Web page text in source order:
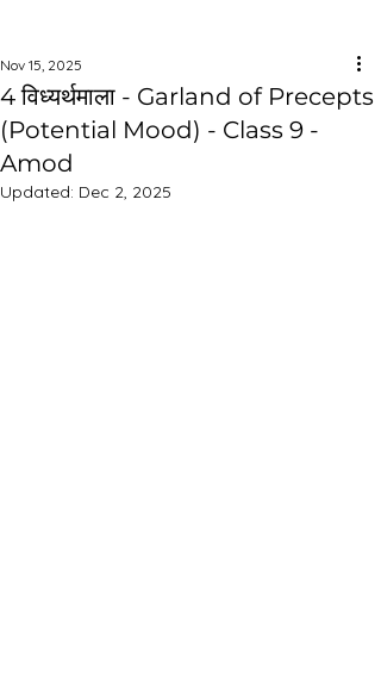
4 विध्यर्थमाला - Garland of Precepts
(Potential Mood) - Class 9 -
Amod
Nov 15, 2025
Updated: Dec 2, 2025